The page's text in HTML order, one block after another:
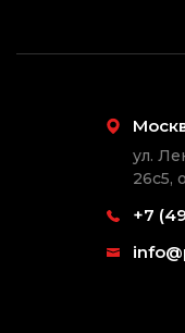
ул.
26с5,
+7